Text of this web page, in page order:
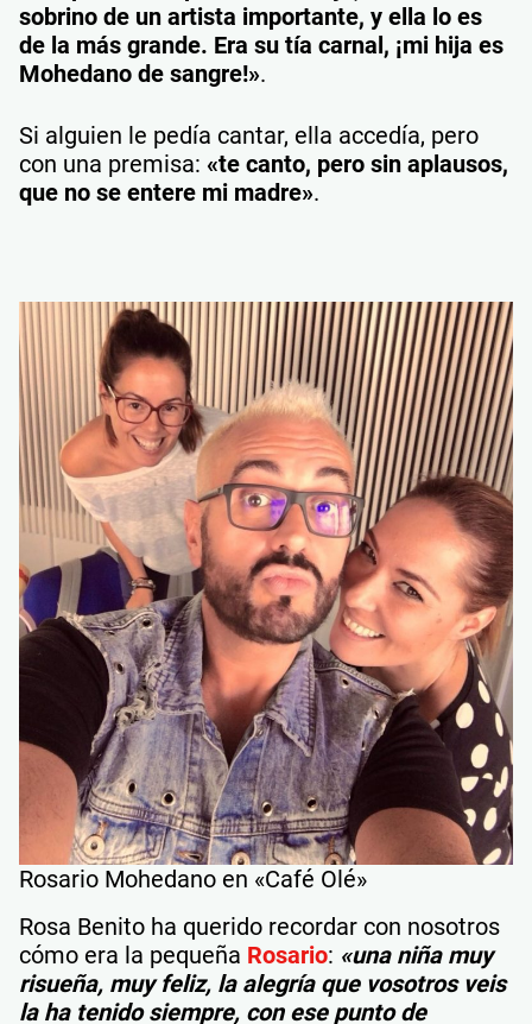
sobrino de un artista importante, y ella lo es
de la más grande. Era su tía carnal, ¡mi hija es
Mohedano de sangre!».
Si alguien le pedía cantar, ella accedía, pero
con una premisa: «te canto, pero sin aplausos,
que no se entere mi madre».
Rosario Mohedano en «Café Olé»
Rosa Benito ha querido recordar con nosotros
cómo era la pequeña Rosario: «una niña muy
risueña, muy feliz, la alegría que vosotros veis
la ha tenido siempre, con ese punto de